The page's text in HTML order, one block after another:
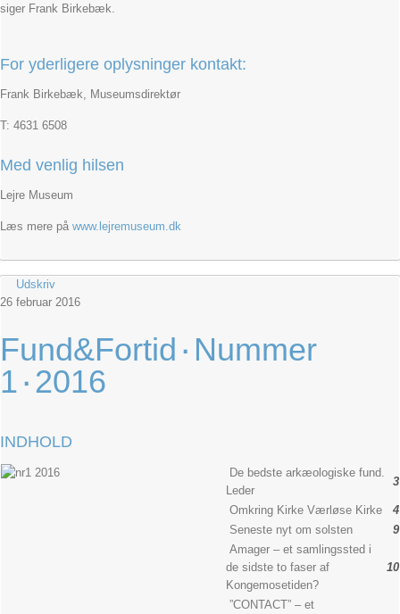
siger Frank Birkebæk.
For yderligere oplysninger kontakt:
Frank Birkebæk, Museumsdirektør
T: 4631 6508
Med venlig hilsen
Lejre Museum
Læs mere på www.lejremuseum.dk
Udskriv
26 februar 2016
Fund&Fortid٠Nummer
1٠2016
INDHOLD
De bedste arkæologiske fund.
Leder
3
Omkring Kirke Værløse Kirke
4
Seneste nyt om solsten
9
Amager – et samlingssted i
de sidste to faser af
Kongemosetiden?
10
”CONTACT” – et